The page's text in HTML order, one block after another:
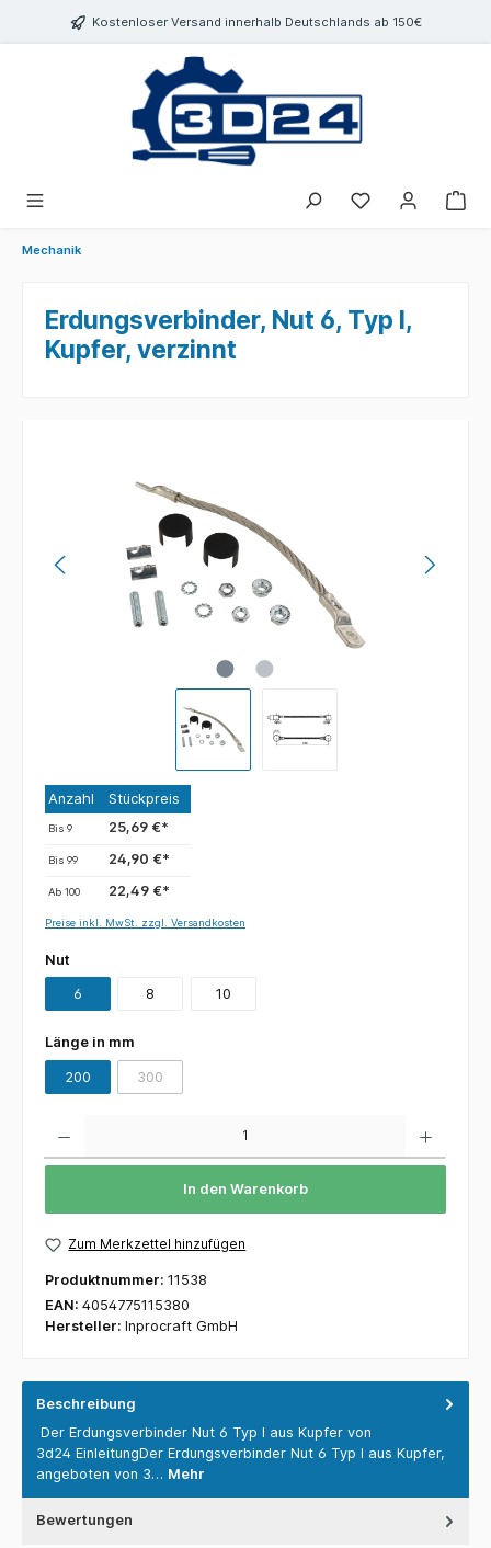
springenKostenloser Versand innerhalb Deutschlands ab 150€
Mechanik
Erdungsverbinder, Nut 6, Typ I,
Kupfer, verzinnt
Anzahl Stückpreis
Bis9 25,69 €*
Bis99 24,90 €*
Ab100 22,49 €*
Preise inkl. MwSt. zzgl. Versandkosten
Nut
6 8 10
Länge in mm
200 300
In den Warenkorb
Zum Merkzettel hinzufügen
Produktnummer: 11538
EAN: 4054775115380
Hersteller: Inprocraft GmbH
Beschreibung
Der Erdungsverbinder Nut 6 Typ I aus Kupfer von
3d24 EinleitungDer Erdungsverbinder Nut 6 Typ I aus Kupfer,
angeboten von 3… Mehr
Bewertungen